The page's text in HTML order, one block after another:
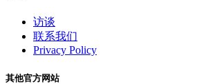
访谈
联系我们
Privacy Policy
其他官方网站